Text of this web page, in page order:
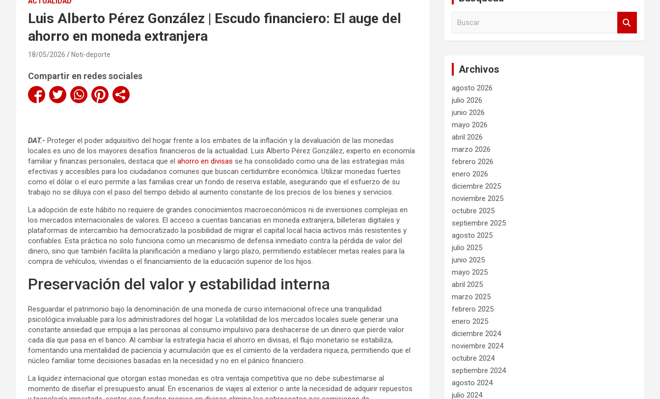
Luis Alberto Pérez González | Escudo financiero: El auge del
ahorro en moneda extranjera
18/05/2026 Noti-deporte
Compartir en redes sociales
DAT.- Proteger el poder adquisitivo del hogar frente a los embates de la inflación y la devaluación de las monedas
locales es uno de los mayores desafíos financieros de la actualidad. Luis Alberto Pérez González, experto en economía
familiar y finanzas personales, destaca que el ahorro en divisas se ha consolidado como una de las estrategias más
efectivas y accesibles para los ciudadanos comunes que buscan certidumbre económica. Utilizar monedas fuertes
como el dólar o el euro permite a las familias crear un fondo de reserva estable, asegurando que el esfuerzo de su
trabajo no se diluya con el paso del tiempo debido al aumento constante de los precios de los bienes y servicios.
La adopción de este hábito no requiere de grandes conocimientos macroeconómicos ni de inversiones complejas en
los mercados internacionales de valores. El acceso a cuentas bancarias en moneda extranjera, billeteras digitales y
plataformas de intercambio ha democratizado la posibilidad de migrar el capital local hacia activos más resistentes y
confiables. Esta práctica no solo funciona como un mecanismo de defensa inmediato contra la pérdida de valor del
dinero, sino que también facilita la planificación a mediano y largo plazo, permitiendo establecer metas reales para la
compra de vehículos, viviendas o el financiamiento de la educación superior de los hijos.
Preservación del valor y estabilidad interna
Resguardar el patrimonio bajo la denominación de una moneda de curso internacional ofrece una tranquilidad
psicológica invaluable para los administradores del hogar. La volatilidad de los mercados locales suele generar una
constante ansiedad que empuja a las personas al consumo impulsivo para deshacerse de un dinero que pierde valor
cada día que pasa en el banco. Al cambiar la estrategia hacia el ahorro en divisas, el flujo monetario se estabiliza,
fomentando una mentalidad de paciencia y acumulación que es el cimiento de la verdadera riqueza, permitiendo que el
núcleo familiar tome decisiones basadas en la necesidad y no en el pánico financiero.
La liquidez internacional que otorgan estas monedas es otra ventaja competitiva que no debe subestimarse al
momento de diseñar el presupuesto anual. En escenarios de viajes al exterior o ante la necesidad de adquirir repuestos
Archivos
agosto 2026
julio 2026
junio 2026
mayo 2026
abril 2026
marzo 2026
febrero 2026
enero 2026
diciembre 2025
noviembre 2025
octubre 2025
septiembre 2025
agosto 2025
julio 2025
junio 2025
mayo 2025
abril 2025
marzo 2025
febrero 2025
enero 2025
diciembre 2024
noviembre 2024
octubre 2024
septiembre 2024
agosto 2024
julio 2024